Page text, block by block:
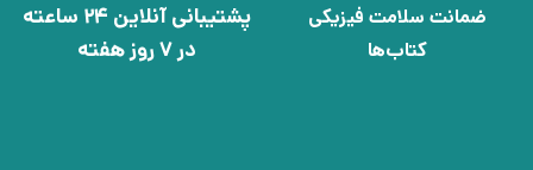
ضمانت سلامت فیزیکی
کتاب‌ها
پشتیبانی آنلاین 24 ساعته
در 7 روز هفته